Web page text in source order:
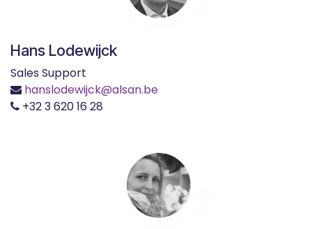
Hans Lodewijck
Sales Support
hanslodewijck@alsan.be
+32 3 620 16 28